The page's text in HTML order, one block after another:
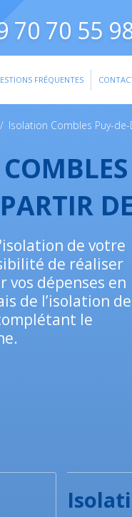
70 70 55
FRÉQUENTES
/ Isolation Combles Puy-
DE
de votre
de réaliser
vos dépenses en
de l’isolation
le